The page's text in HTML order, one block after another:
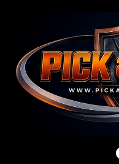
Pick And Roll